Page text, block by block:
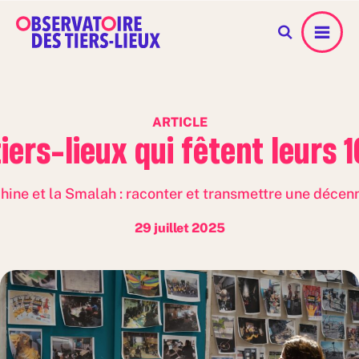
Menu
ARTICLE
lieux qui fêtent leurs
et la Smalah : raconter et transmettre une
29 juillet 2025